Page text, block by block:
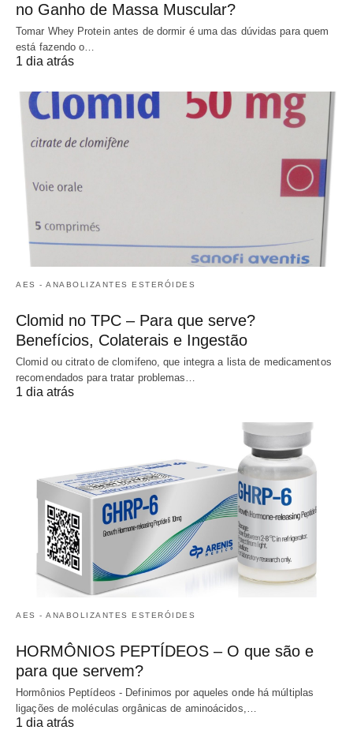
no Ganho de Massa Muscular?
Tomar Whey Protein antes de dormir é uma das dúvidas para quem
está fazendo o…
1 dia atrás
AES - ANABOLIZANTES ESTERÓIDES
Clomid no TPC – Para que serve?
Benefícios, Colaterais e Ingestão
Clomid ou citrato de clomifeno, que integra a lista de medicamentos
recomendados para tratar problemas…
1 dia atrás
AES - ANABOLIZANTES ESTERÓIDES
HORMÔNIOS PEPTÍDEOS – O que são e
para que servem?
Hormônios Peptídeos - Definimos por aqueles onde há múltiplas
ligações de moléculas orgânicas de aminoácidos,…
1 dia atrás